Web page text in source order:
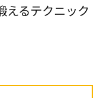
えるテクニック